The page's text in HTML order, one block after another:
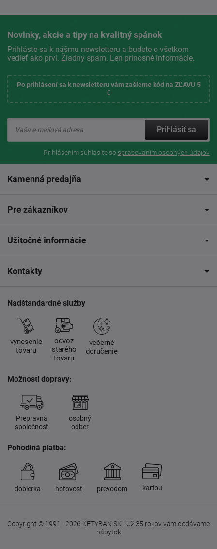
Novinky, akcie a tipy na kvalitný spánok
Prihláste sa k nášmu newsletteru a budete o všetkom
vedieť ako prví. Žiadny spam. Len prínosné informácie.
Po prihlásení sa k newsletteru vám zašleme kód na ZĽAVU 5
€
Prihlásiť sa
Prihlásením súhlasíte so spracovaním osobných údajov
Kamenná predajňa
Pre zákazníkov
Užitočné informácie
Kontakty
Nadštandardné služby
vynesenie
tovaru
odvoz
starého
tovaru
večerné
doručenie
Možnosti dopravy:
Prepravná
spoločnosť
osobný
odber
Pohodlná platba:
dobierka hotovosť prevodom kartou
Copyright © 1991 - 2026 KETYBAN.SK - Už 35 rokov vám dodávame
nábytok